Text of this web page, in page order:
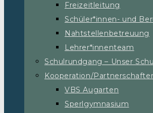
Freizeitleitung
Schüler*innen- und
Nahtstellenbetreuung
Lehrer*innenteam
Schulrundgang – Unser
Kooperation/
VBS Augarten
Sperlgymnasium